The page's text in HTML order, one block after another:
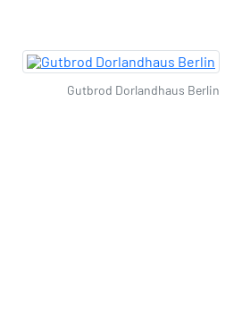
Gutbrod Dorlandhaus Berlin